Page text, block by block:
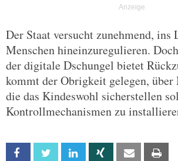
Der Staat versucht zunehmend, ins
Menschen hineinzuregulieren.
der digitale Dschungel bietet
kommt der Obrigkeit gelegen, über
die das Kindeswohl sicherstellen
Kontrollmechanismen zu
Facebook Twitter Linkedin Xing Email